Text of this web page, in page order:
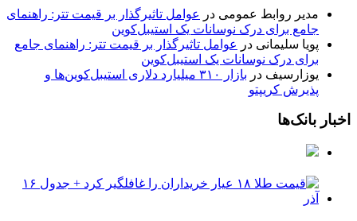
مدیر روابط عمومی در
عوامل تاثیرگذار بر قیمت تتر: راهنمای
جامع برای درک نوسانات یک استیبل‌کوین
پویا سلیمانی در
عوامل تاثیرگذار بر قیمت تتر: راهنمای جامع
برای درک نوسانات یک استیبل‌کوین
یوزارسیف در
بازار ۳۱۰ میلیارد دلاری استیبل‌کوین‌ها و
پذیرش کریپتو
اخبار بانک‌ها